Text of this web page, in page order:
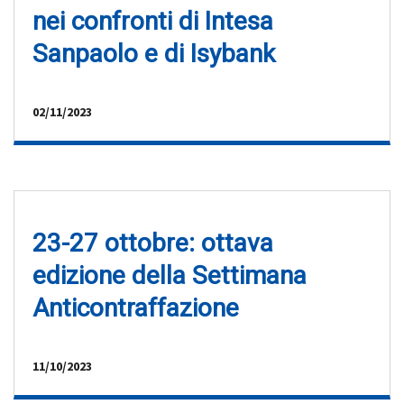
nei confronti di Intesa
Sanpaolo e di Isybank
02/11/2023
23-27 ottobre: ottava
edizione della Settimana
Anticontraffazione
11/10/2023